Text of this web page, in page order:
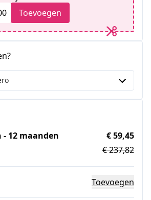
Toevoegen
- 12 maanden
€ 59,45
€ 237,82
Toevoegen